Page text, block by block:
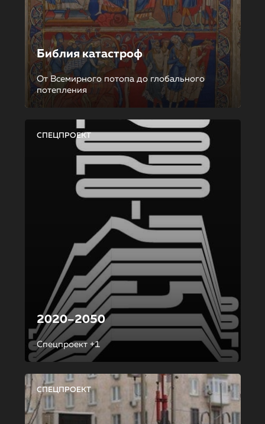
Библия катастроф
От Всемирного потопа до глобального
потепления
СПЕЦПРОЕКТ
2020–2050
Спецпроект +1
СПЕЦПРОЕКТ